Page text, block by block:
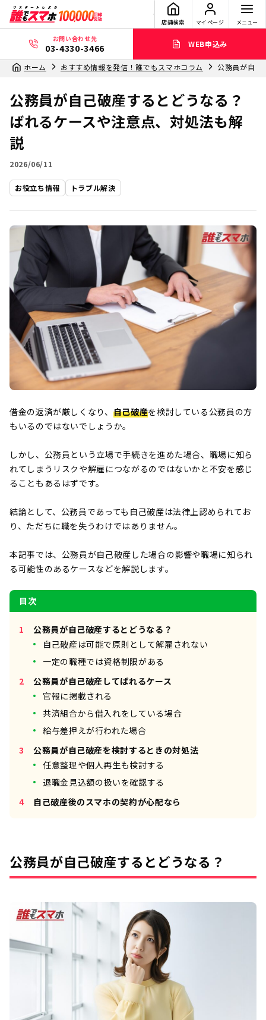
店舗検索 マイページ メニュー
お問い合わせ先
03-4330-3466 WEB申込み
ホーム おすすめ情報を発信！誰でもスマホコラム 公務員が自己
公務員が自己破産するとどうなる？
ばれるケースや注意点、対処法も解
説
2026/06/11
お役立ち情報 トラブル解決
借金の返済が厳しくなり、 自己破産を検討している公務員の方
もいるのではないでしょうか。
しかし、公務員という立場で手続きを進めた場合、職場に知ら
れてしまうリスクや解雇につながるのではないかと不安を感じ
ることもあるはずです。
結論として、公務員であっても自己破産は法律上認められてお
り、ただちに職を失うわけではありません。
本記事では、公務員が自己破産した場合の影響や職場に知られ
る可能性のあるケースなどを解説します。
目次
公務員が自己破産するとどうなる？
自己破産は可能で原則として解雇されない
一定の職種では資格制限がある
公務員が自己破産してばれるケース
官報に掲載される
共済組合から借入れをしている場合
給与差押えが行われた場合
公務員が自己破産を検討するときの対処法
任意整理や個人再生も検討する
退職金見込額の扱いを確認する
自己破産後のスマホの契約が心配なら
公務員が自己破産するとどうなる？